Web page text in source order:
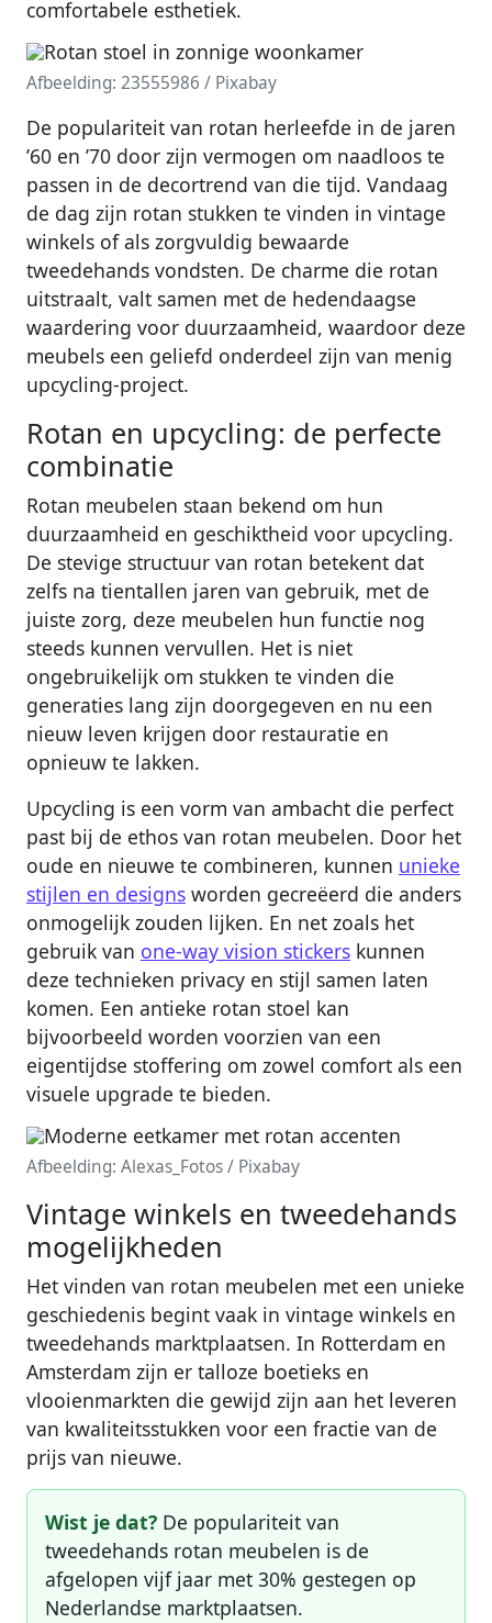
comfortabele esthetiek.
Afbeelding: 23555986 / Pixabay
De populariteit van rotan herleefde in de jaren
’60 en ’70 door zijn vermogen om naadloos te
passen in de decortrend van die tijd. Vandaag
de dag zijn rotan stukken te vinden in vintage
winkels of als zorgvuldig bewaarde
tweedehands vondsten. De charme die rotan
uitstraalt, valt samen met de hedendaagse
waardering voor duurzaamheid, waardoor deze
meubels een geliefd onderdeel zijn van menig
upcycling-project.
Rotan en upcycling: de perfecte
combinatie
Rotan meubelen staan bekend om hun
duurzaamheid en geschiktheid voor upcycling.
De stevige structuur van rotan betekent dat
zelfs na tientallen jaren van gebruik, met de
juiste zorg, deze meubelen hun functie nog
steeds kunnen vervullen. Het is niet
ongebruikelijk om stukken te vinden die
generaties lang zijn doorgegeven en nu een
nieuw leven krijgen door restauratie en
opnieuw te lakken.
Upcycling is een vorm van ambacht die perfect
past bij de ethos van rotan meubelen. Door het
oude en nieuwe te combineren, kunnen unieke
stijlen en designs worden gecreëerd die anders
onmogelijk zouden lijken. En net zoals het
gebruik van one-way vision stickers kunnen
deze technieken privacy en stijl samen laten
komen. Een antieke rotan stoel kan
bijvoorbeeld worden voorzien van een
eigentijdse stoffering om zowel comfort als een
visuele upgrade te bieden.
Afbeelding: Alexas_Fotos / Pixabay
Vintage winkels en tweedehands
mogelijkheden
Het vinden van rotan meubelen met een unieke
geschiedenis begint vaak in vintage winkels en
tweedehands marktplaatsen. In Rotterdam en
Amsterdam zijn er talloze boetieks en
vlooienmarkten die gewijd zijn aan het leveren
van kwaliteitsstukken voor een fractie van de
prijs van nieuwe.
Wist je dat? De populariteit van
tweedehands rotan meubelen is de
afgelopen vijf jaar met 30% gestegen op
Nederlandse marktplaatsen.